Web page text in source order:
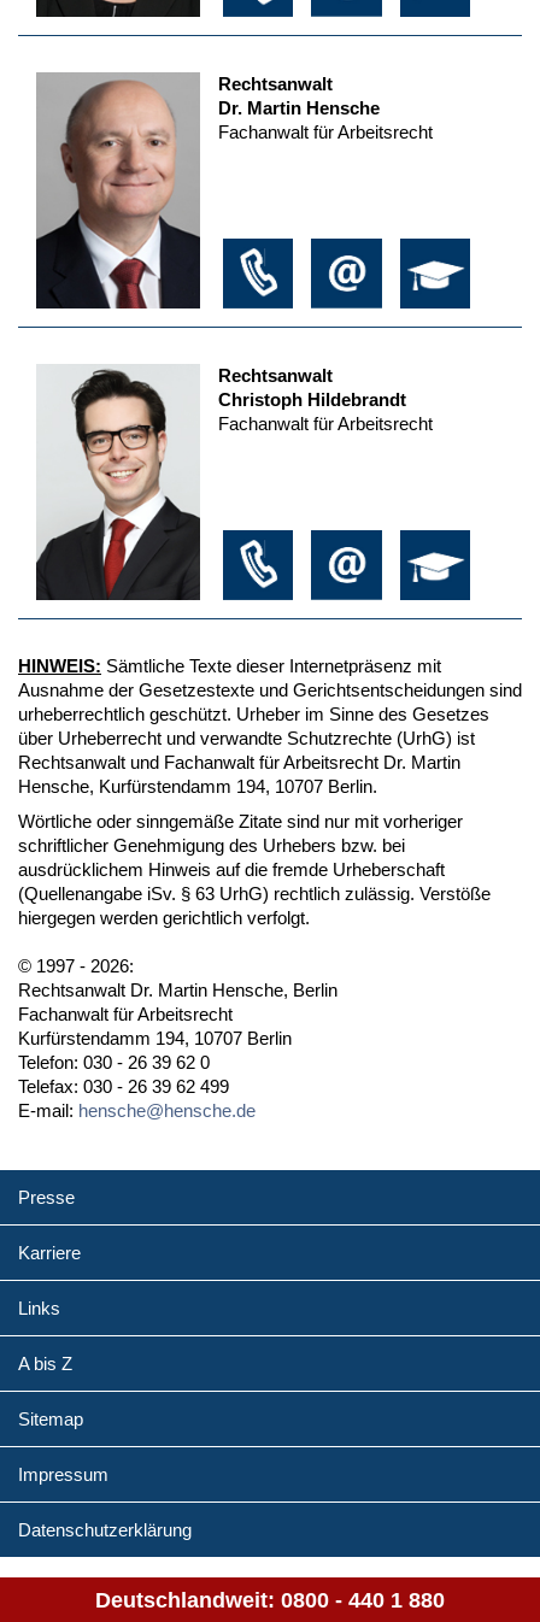
Rechtsanwalt
Dr. Martin Hensche
Fachanwalt für Arbeitsrecht
Rechtsanwalt
Christoph Hildebrandt
Fachanwalt für Arbeitsrecht
HINWEIS: Sämtliche Texte dieser Internetpräsenz mit
Ausnahme der Gesetzestexte und Gerichtsentscheidungen sind
urheberrechtlich geschützt. Urheber im Sinne des Gesetzes
über Urheberrecht und verwandte Schutzrechte (UrhG) ist
Rechtsanwalt und Fachanwalt für Arbeitsrecht Dr. Martin
Hensche, Kurfürstendamm 194, 10707 Berlin.
Wörtliche oder sinngemäße Zitate sind nur mit vorheriger
schriftlicher Genehmigung des Urhebers bzw. bei
ausdrücklichem Hinweis auf die fremde Urheberschaft
(Quellenangabe iSv. § 63 UrhG) rechtlich zulässig. Verstöße
hiergegen werden gerichtlich verfolgt.
© 1997 - 2026:
Rechtsanwalt Dr. Martin Hensche, Berlin
Fachanwalt für Arbeitsrecht
Kurfürstendamm 194, 10707 Berlin
Telefon: 030 - 26 39 62 0
Telefax: 030 - 26 39 62 499
E-mail: hensche@hensche.de
Presse
Karriere
Links
A bis Z
Sitemap
Impressum
Datenschutzerklärung
Deutschlandweit: 0800 - 440 1 880